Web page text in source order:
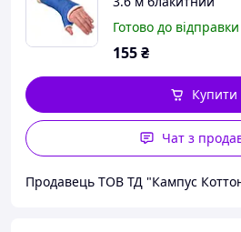
Готово до відправки
155₴
Купити
Чат з
Продавець ТОВ ТД "Кампус